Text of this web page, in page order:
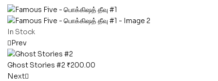
In Stock
Prev
Ghost Stories #2 ₹200.00
Next